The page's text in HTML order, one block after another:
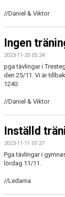
//Daniel & Viktor
Ingen
2023-11-20 05:24
pga tävlingar i
den 25/11. Vi är
1240.
//Daniel & Viktor
Inställd
2023-11-11 07:27
Pga tävlingar i
lördag 11/11.
//Ledarna